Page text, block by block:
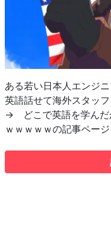
ある若い日本人エンジ
英語話せて海外スタッ
→ どこで英語を学んだ
ｗｗｗｗｗの記事ページ